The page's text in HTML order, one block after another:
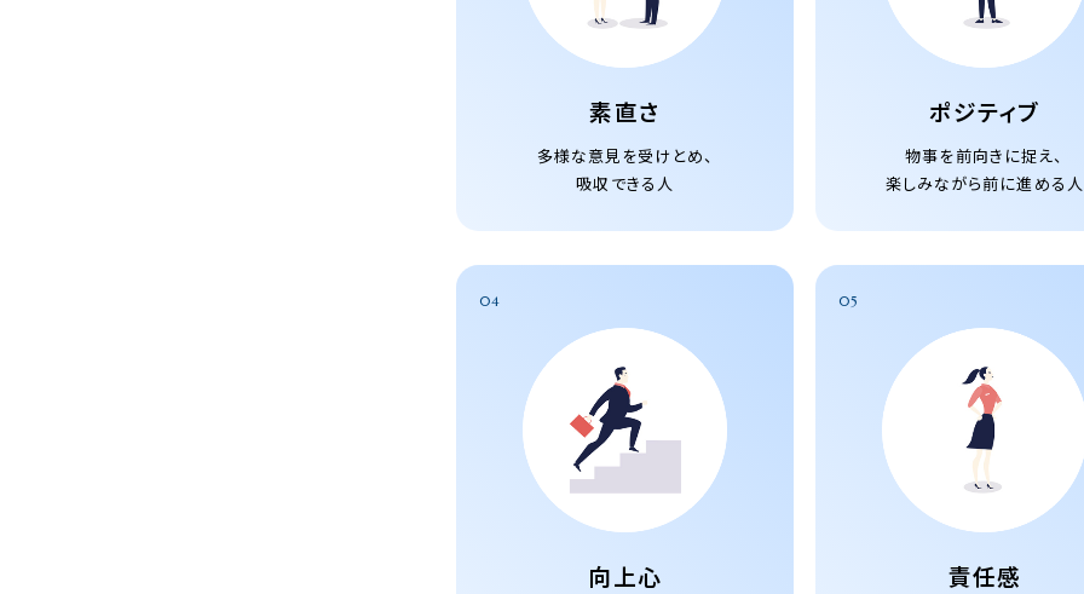
素直さ
多様な意見を受けとめ、
吸収できる人
ポジティブ
物事を前向きに捉え、
楽しみながら前に進める人
04
向上心
05
責任感